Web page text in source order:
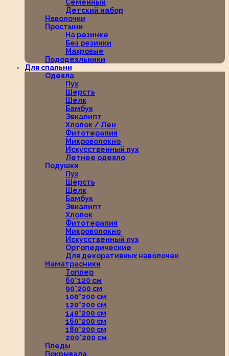
Семейный
Детский набор
Наволочки
Простыни
На резинке
Без резинки
Махровые
Пододеяльники
Для спальни
Одеяла
Пух
Шерсть
Шелк
Бамбук
Эвкалипт
Хлопок / Лен
Фитотерапия
Микроволокно
Искусственный пух
Летнее одеяло
Подушки
Пух
Шерсть
Шелк
Бамбук
Эвкалипт
Хлопок
Фитотерапия
Микроволокно
Искусственный пух
Ортопедические
Для декоративных наволочек
Наматрасники
Топпер
60*120 см
90*200 см
100*200 см
120*200 см
140*200 см
160*200 см
180*200 см
200*200 см
Пледы
Покрывала